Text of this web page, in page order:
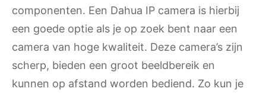
componenten. Een Dahua IP camera is hierbij
een goede optie als je op zoek bent naar een
camera van hoge kwaliteit. Deze camera’s zijn
scherp, bieden een groot beeldbereik en
kunnen op afstand worden bediend. Zo kun je